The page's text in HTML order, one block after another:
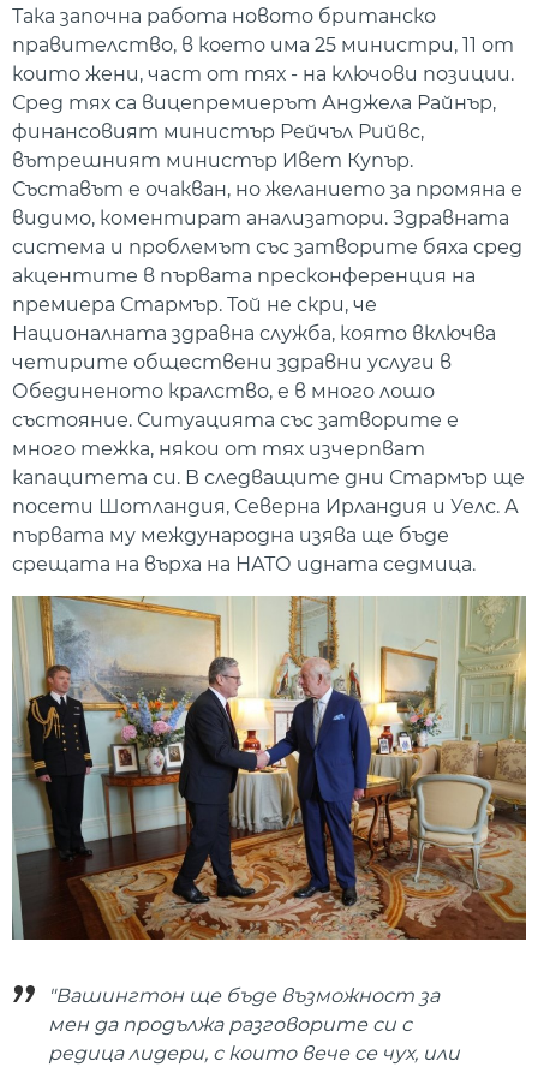
Така започна работа новото британско
правителство, в което има 25 министри, 11 от
които жени, част от тях - на ключови позиции.
Сред тях са вицепремиерът Анджела Райнър,
финансовият министър Рейчъл Рийвс,
вътрешният министър Ивет Купър.
Съставът е очакван, но желанието за промяна е
видимо, коментират анализатори. Здравната
система и проблемът със затворите бяха сред
акцентите в първата пресконференция на
премиера Стармър. Той не скри, че
Националната здравна служба, която включва
четирите обществени здравни услуги в
Обединеното кралство, е в много лошо
състояние. Ситуацията със затворите е
много тежка, някои от тях изчерпват
капацитета си. В следващите дни Стармър ще
посети Шотландия, Северна Ирландия и Уелс. А
първата му международна изява ще бъде
срещата на върха на НАТО идната седмица.
"Вашингтон ще бъде възможност за
мен да продължа разговорите си с
редица лидери, с които вече се чух, или